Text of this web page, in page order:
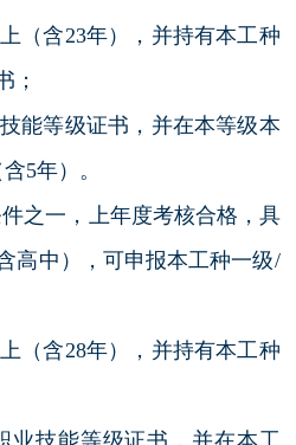
（含23年），并持有本工种
；
能等级证书，并在本等级本
5年）。
件之一，上年度考核合格，具
高中），可申报本工种一级/
（含28年），并持有本工种
业技能等级证书，并在本工